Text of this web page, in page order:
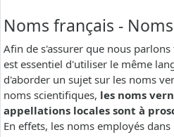
Noms français -
Afin de s'assurer que nous
est essentiel d'utiliser le même
d'aborder un sujet sur les noms
noms scientifiques, les noms
appellations locales sont à
En effets, les noms employés